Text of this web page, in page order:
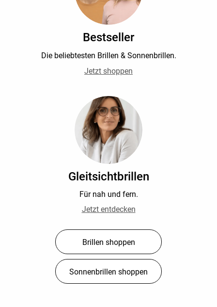
Bestseller
Die beliebtesten Brillen & Sonnenbrillen.
Jetzt shoppen
Gleitsichtbrillen
Für nah und fern.
Jetzt entdecken
Brillen shoppen
Sonnenbrillen shoppen